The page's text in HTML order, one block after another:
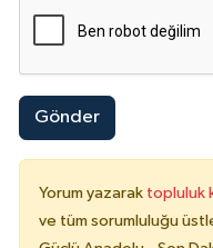
Gönder
Yorum yazarak topluluk
ve tüm sorumluluğu